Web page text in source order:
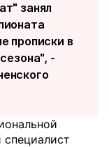
занял
прописки в
-